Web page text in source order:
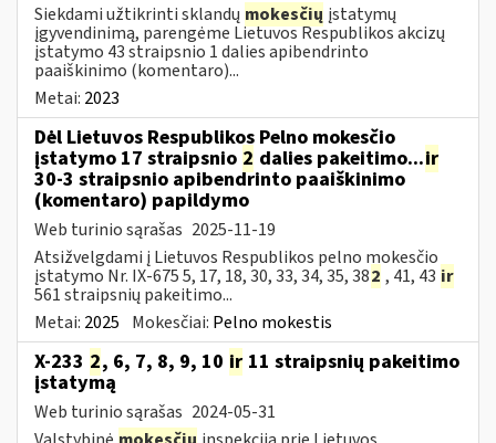
Siekdami užtikrinti sklandų mokesčių įstatymų
įgyvendinimą, parengėme Lietuvos Respublikos akcizų
įstatymo 43 straipsnio 1 dalies apibendrinto
paaiškinimo (komentaro)...
Metai: 2023
Dėl Lietuvos Respublikos Pelno mokesčio
įstatymo 17 straipsnio 2 dalies pakeitimo...ir
30-3 straipsnio apibendrinto paaiškinimo
(komentaro) papildymo
Web turinio sąrašas 2025-11-19
Atsižvelgdami į Lietuvos Respublikos pelno mokesčio
įstatymo Nr. IX-675 5, 17, 18, 30, 33, 34, 35, 382 , 41, 43 ir
561 straipsnių pakeitimo...
Metai: 2025 Mokesčiai: Pelno mokestis
X-233 2, 6, 7, 8, 9, 10 ir 11 straipsnių pakeitimo
įstatymą
Web turinio sąrašas 2024-05-31